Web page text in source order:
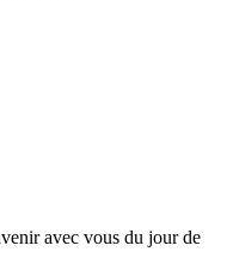
avec vous du jour de